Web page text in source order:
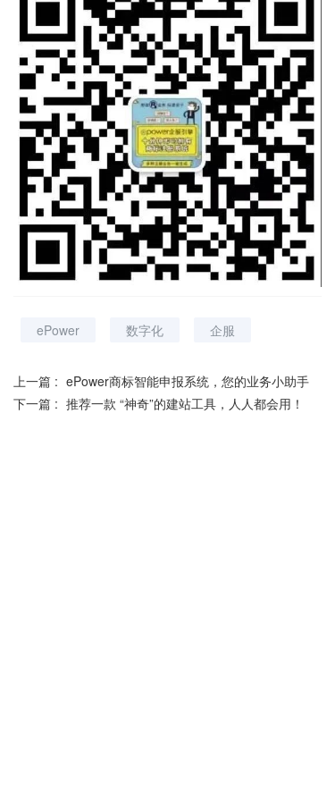
ePower 数字化 企服
上一篇 : ePower商标智能申报系统，您的业务小助手
下一篇 : 推荐一款 “神奇”的建站工具，人人都会用！